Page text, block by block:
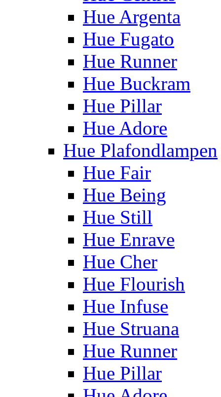
Hue Argenta
Hue Fugato
Hue Runner
Hue Buckram
Hue Pillar
Hue Adore
Hue Plafondlampen
Hue Fair
Hue Being
Hue Still
Hue Enrave
Hue Cher
Hue Flourish
Hue Infuse
Hue Struana
Hue Runner
Hue Pillar